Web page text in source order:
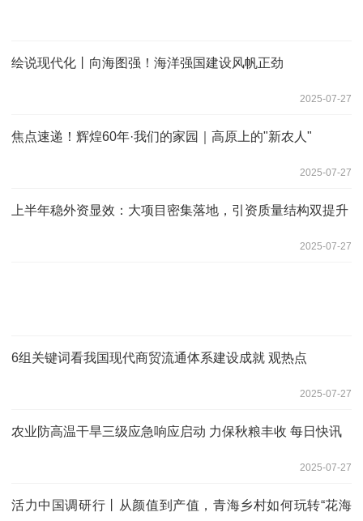
绘说现代化丨向海图强！海洋强国建设风帆正劲
2025-07-27
焦点速递！辉煌60年·我们的家园｜高原上的"新农人"
2025-07-27
上半年稳外资显效：大项目密集落地，引资质量结构双提升
2025-07-27
6组关键词看我国现代商贸流通体系建设成就 观热点
2025-07-27
农业防高温干旱三级应急响应启动 力保秋粮丰收 每日快讯
2025-07-27
活力中国调研行丨从颜值到产值，青海乡村如何玩转“花海